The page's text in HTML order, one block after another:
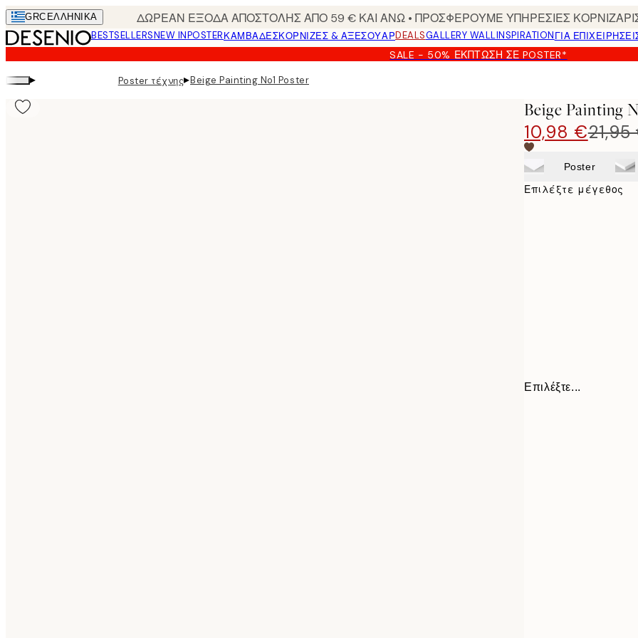
Skip
to
main
content.
GRC ΕΛΛΗΝΙΚΆ ΔΩΡΕΑΝ ΕΞΟΔΑ ΑΠΟΣΤΟΛΗΣ ΑΠΟ 59 € ΚΑΙ ΑΝΩ • ΠΡΟΣΦΕΡΟΥΜΕ ΥΠΗΡΕΣΙΕΣ
BESTSELLERSNEW INPOSTERΚΑΜΒΆΔΕΣΚΟΡΝΊΖΕΣ & ΑΞΕΣΟΥΆΡDEALSGALLERY WALLINSPIRATIONΓΙΑ
SALE - 50% ΈΚΠΤΩΣΗ ΣΕ POSTER*
▸ Poster τέχνης▸Beige Painting No1 Poster
Beige Painting
10,98 €
Poster
Επιλέξτε μέγεθος
Επιλέξτε...